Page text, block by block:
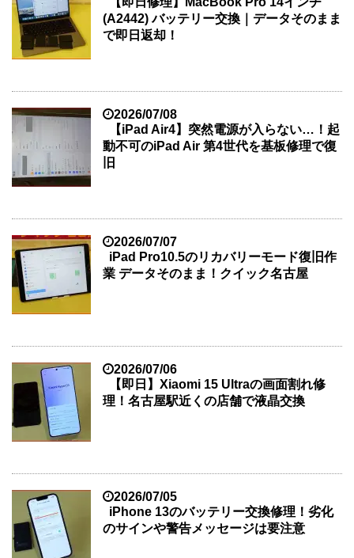
(A2442) バッテリー交換｜データそのまま
で即日返却！
2026/07/08
【iPad Air4】突然電源が入らない…！起
動不可のiPad Air 第4世代を基板修理で復
旧
2026/07/07
iPad Pro10.5のリカバリーモード復旧作
業 データそのまま！クイック名古屋
2026/07/06
【即日】Xiaomi 15 Ultraの画面割れ修
理！名古屋駅近くの店舗で液晶交換
2026/07/05
iPhone 13のバッテリー交換修理！劣化
のサインや警告メッセージは要注意